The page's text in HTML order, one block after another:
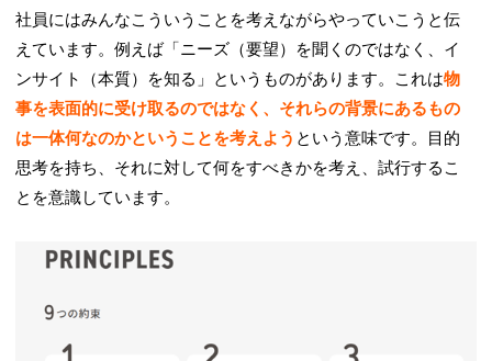
社員にはみんなこういうことを考えながらやっていこうと伝
えています。例えば「ニーズ（要望）を聞くのではなく、イ
ンサイト（本質）を知る」というものがあります。これは物
事を表面的に受け取るのではなく、それらの背景にあるもの
は一体何なのかということを考えよう という意味です。目的
思考を持ち、それに対して何をすべきかを考え、試行するこ
とを意識しています。